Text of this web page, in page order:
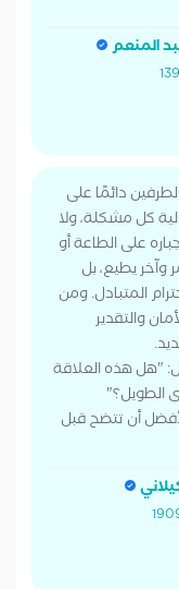
المنعم
دائمًا على
كل مشكلة، ولا
على الطاعة أو
وآخر يطيع، بل
المتبادل. ومن
والتقدير
"هل هذه العلاقة
الطويل؟"
أن تتضح قبل